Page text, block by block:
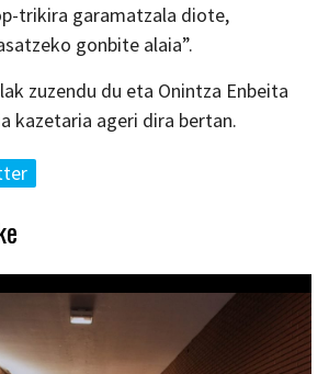
trikira garamatzala diote,
gonbite alaia”.
zuzendu du eta Onintza Enbeita
kazetaria ageri dira bertan.